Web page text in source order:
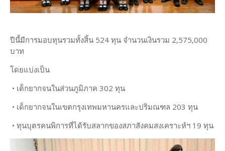
ปีนี้มีการมอบทุนรวมทั้งสิ้น 524 ทุน จำนวนเงินรวม 2,575,000
บาท
โดยแบ่งเป็น
• เด็กยากจนในส่วนภูมิภาค 302 ทุน
• เด็กยากจนในเขตกรุงเทพมหานครและปริมณฑล 203 ทุน
• ทุนบุตรคนพิการที่ได้รับสลากของสภาสังคมสงเคราะห์ฯ 19 ทุน